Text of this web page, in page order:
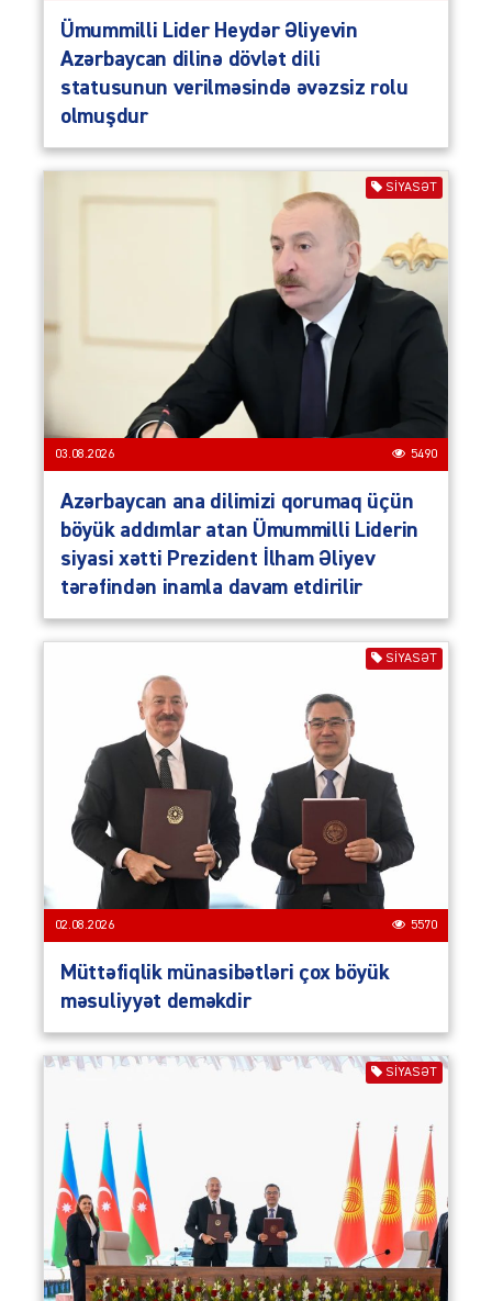
Ümummilli Lider Heydər Əliyevin
Azərbaycan dilinə dövlət dili
statusunun verilməsində əvəzsiz rolu
olmuşdur
SIYASƏT
03.08.2026 5490
Azərbaycan ana dilimizi qorumaq üçün
böyük addımlar atan Ümummilli Liderin
siyasi xətti Prezident İlham Əliyev
tərəfindən inamla davam etdirilir
SIYASƏT
02.08.2026 5570
Müttəfiqlik münasibətləri çox böyük
məsuliyyət deməkdir
SIYASƏT